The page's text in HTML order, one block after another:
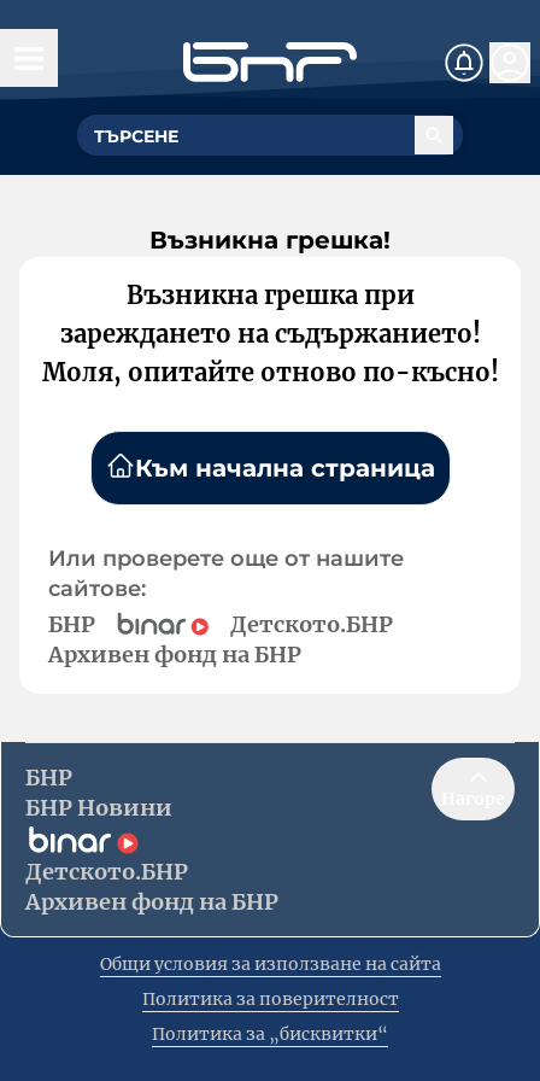
Възникна грешка!
Възникна грешка при
зареждането на съдържанието!
Моля, опитайте отново по-късно!
Към начална страница
Или проверете още от нашите
сайтове:
БНР
Детското.БНР
Архивен фонд на БНР
БНР
БНР Новини
Детското.БНР
Архивен фонд на БНР
Общи условия за използване на сайта
Политика за поверителност
Политика за „бисквитки“